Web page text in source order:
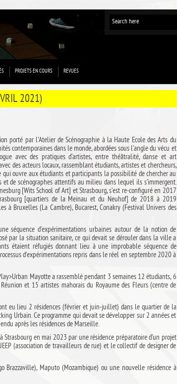
PROJETS EN COURS REVUES
2021)
porté par l’Atelier de Scénographie à la Haute Ecole des Arts du
contemporaines dans le monde, abordées sous l’angle du vécu et
avec des pratiques d’artistes, entre théâtralité, danse et art
des acteurs locaux, rassemblant étudiants, artistes et chercheurs,
qui ouvre aux étudiants et participants la possibilité de chercher au
et de scénographes attentifs au milieu dans lequel ils s’immergent.
[Wits School of Art] et Strasbourg, s’est re-configuré en 2017
[quartiers de la Meinau et du Neuhof] de 2018 à 2019
à Bruxelles (La Cambre), Bucarest, Conakry (Festival Univers des
séquence d’expérimentations urbaines autour de la notion de
par la situation sanitaire, ce qui devait se dérouler dans la ville a
étaient réfugiés donnant lieu à une improbable séquence de
d’expérimentations repris dans le réel en septembre 2020 à
Mayotte a rassemblé pendant 3 semaines 12 étudiants, 6
et 15 artistes mahorais du Royaume des Fleurs (centre de
eu lieu 2 résidences (février et juin-juillet) dans le quartier de la
Urbain. Ce programme qui devait se développer sur 2 années et
après les résidences de Marseille.
Strasbourg en mai 2023 par une résidence préparatoire d’un projet
(association de travailleurs de rue) et le collectif de designer de
Brazzaville), Maputo (Mozambique) ou une nouvelle résidence à